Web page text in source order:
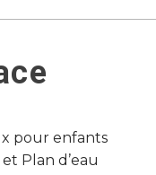
pour enfants
et Plan d’eau